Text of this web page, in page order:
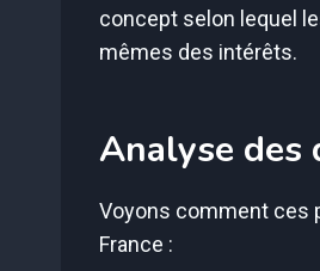
concept selon lequel
mêmes des intérêts.
Analyse des
Voyons comment ces
France :